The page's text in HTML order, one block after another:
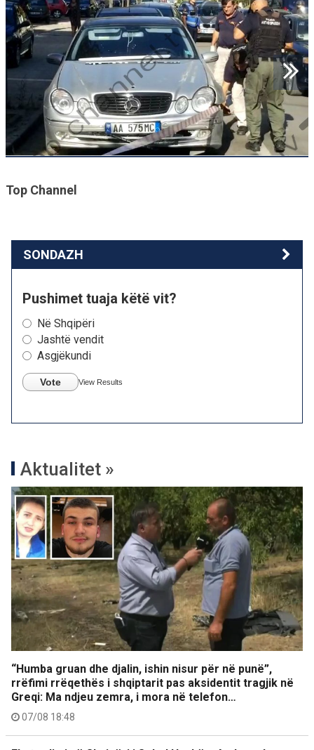
Top Channel
SONDAZH
Pushimet tuaja këtë vit?
Në Shqipëri
Jashtë vendit
Asgjëkundi
Vote View Results
Aktualitet »
“Humba gruan dhe djalin, ishin nisur për në punë”,
rrëfimi rrëqethës i shqiptarit pas aksidentit tragjik në
Greqi: Ma ndjeu zemra, i mora në telefon…
07/08 18:48